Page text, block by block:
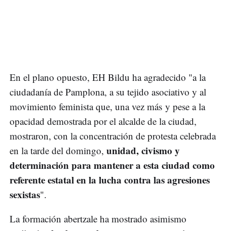
En el plano opuesto, EH Bildu ha agradecido "a la
ciudadanía de Pamplona, a su tejido asociativo y al
movimiento feminista que, una vez más y pese a la
opacidad demostrada por el alcalde de la ciudad,
mostraron, con la concentración de protesta celebrada
en la tarde del domingo, unidad, civismo y
determinación para mantener a esta ciudad como
referente estatal en la lucha contra las agresiones
sexistas".
La formación abertzale ha mostrado asimismo